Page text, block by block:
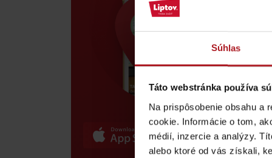
Súhlas
Táto webstránka používa
Na prispôsobenie obsahu a
cookie. Informácie o tom,
médií, inzercie a analýzy.
alebo ktoré od vás získali,
Počasie a kamery
podľa veku detí